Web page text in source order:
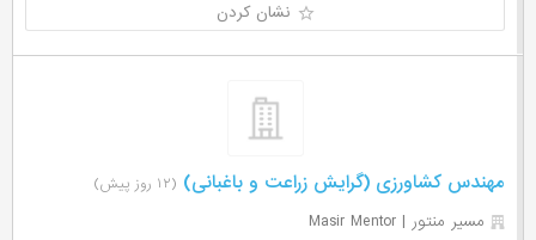
نشان کردن
مهندس کشاورزی (گرایش زراعت و باغبانی) (۱۲ روز پیش)
مسیر منتور | Masir Mentor